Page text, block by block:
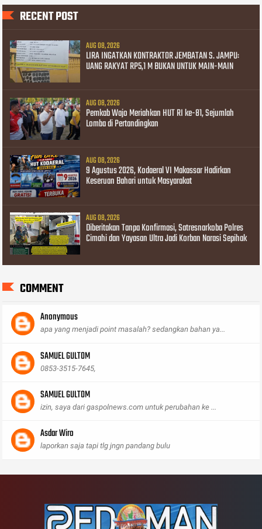
RECENT POST
AUG 08, 2026
LIRA INGATKAN KONTRAKTOR JEMBATAN S. JAMPU:
UANG RAKYAT RP5,1 M BUKAN UNTUK MAIN-MAIN
AUG 08, 2026
Pemkab Wajo Meriahkan HUT RI ke-81, Sejumlah
Lomba di Pertandingkan
AUG 08, 2026
9 Agustus 2026, Kodaeral VI Makassar Hadirkan
Keseruan Bahari untuk Masyarakat
AUG 08, 2026
Diberitakan Tanpa Konfirmasi, Satresnarkoba Polres
Cimahi dan Yayasan Ultra Jadi Korban Narasi Sepihak
COMMENT
Anonymous
apa yang menjadi point masalah? sedangkan bahan ya...
SAMUEL GULTOM
0853-3515-7645,
SAMUEL GULTOM
izin, saya dari gaspolnews.com untuk perubahan ke ...
Asdar Wiro
laporkan saja tapi tlg jngn pandang bulu